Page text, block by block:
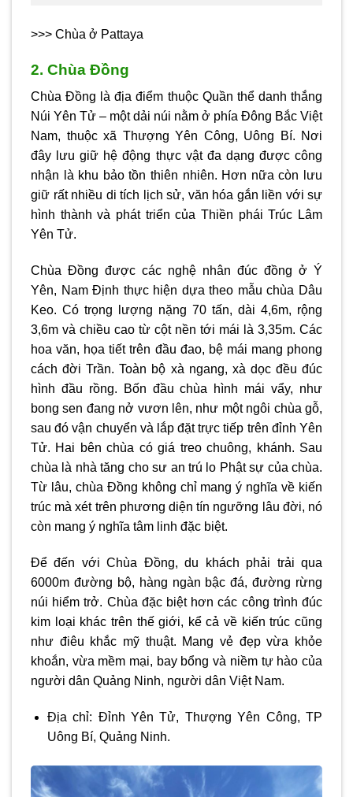
>>> Chùa ở Pattaya
2. Chùa Đồng
Chùa Đồng là địa điểm thuộc Quần thể danh thắng
Núi Yên Tử – một dải núi nằm ở phía Đông Bắc Việt
Nam, thuộc xã Thượng Yên Công, Uông Bí. Nơi
đây lưu giữ hệ động thực vật đa dạng được công
nhận là khu bảo tồn thiên nhiên. Hơn nữa còn lưu
giữ rất nhiều di tích lịch sử, văn hóa gắn liền với sự
hình thành và phát triển của Thiền phái Trúc Lâm
Yên Tử.
Chùa Đồng được các nghệ nhân đúc đồng ở Ý
Yên, Nam Định thực hiện dựa theo mẫu chùa Dâu
Keo. Có trọng lượng nặng 70 tấn, dài 4,6m, rộng
3,6m và chiều cao từ cột nền tới mái là 3,35m. Các
hoa văn, họa tiết trên đầu đao, bệ mái mang phong
cách đời Trần. Toàn bộ xà ngang, xà dọc đều đúc
hình đầu rồng. Bốn đầu chùa hình mái vẩy, như
bong sen đang nở vươn lên, như một ngôi chùa gỗ,
sau đó vận chuyển và lắp đặt trực tiếp trên đỉnh Yên
Tử. Hai bên chùa có giá treo chuông, khánh. Sau
chùa là nhà tăng cho sư an trú lo Phật sự của chùa.
Từ lâu, chùa Đồng không chỉ mang ý nghĩa về kiến
trúc mà xét trên phương diện tín ngưỡng lâu đời, nó
còn mang ý nghĩa tâm linh đặc biệt.
Để đến với Chùa Đồng, du khách phải trải qua
6000m đường bộ, hàng ngàn bậc đá, đường rừng
núi hiểm trở. Chùa đặc biệt hơn các công trình đúc
kim loại khác trên thế giới, kể cả về kiến trúc cũng
như điêu khắc mỹ thuật. Mang vẻ đẹp vừa khỏe
khoắn, vừa mềm mại, bay bổng và niềm tự hào của
người dân Quảng Ninh, người dân Việt Nam.
Địa chỉ: Đỉnh Yên Tử, Thượng Yên Công, TP
Uông Bí, Quảng Ninh.